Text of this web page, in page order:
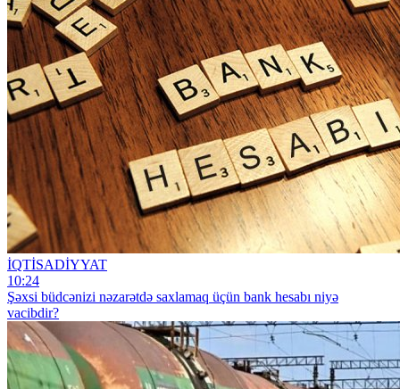
İQTİSADİYYAT
10:24
Şəxsi büdcənizi nəzarətdə saxlamaq üçün bank hesabı niyə
vacibdir?